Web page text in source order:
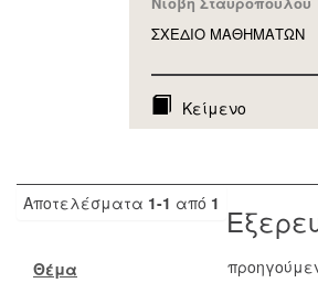
ΣΧΕΔΙΟ ΜΑΘΗΜAΤΩΝ
Κείμενο
Αποτελέσματα 1-1 από 1
Θέμα